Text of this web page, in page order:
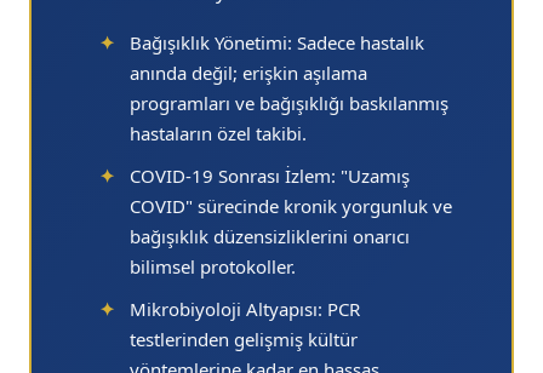
✦ Bağışıklık Yönetimi: Sadece hastalık
anında değil; erişkin aşılama
programları ve bağışıklığı baskılanmış
hastaların özel takibi.
✦
COVID-19 Sonrası İzlem: "Uzamış
COVID" sürecinde kronik yorgunluk ve
bağışıklık düzensizliklerini onarıcı
bilimsel protokoller.
✦
Mikrobiyoloji Altyapısı: PCR
testlerinden gelişmiş kültür